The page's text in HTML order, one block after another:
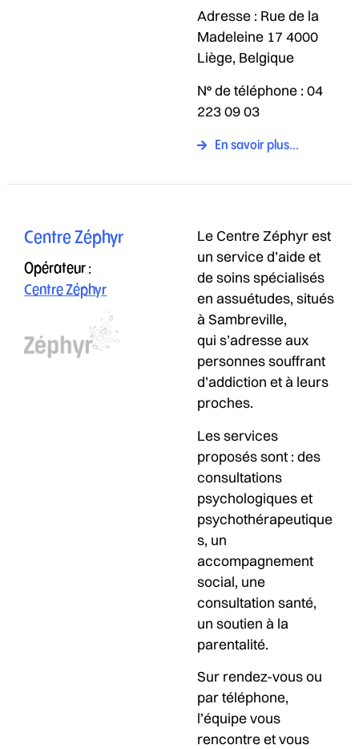
Adresse : Rue de la
Madeleine 17 4000
Liège, Belgique
N° de téléphone : 04
223 09 03
En savoir plus...
Centre Zéphyr
Opérateur :
Centre Zéphyr
Le Centre Zéphyr est
un service d’aide et
de soins spécialisés
en assuétudes, situés
à Sambreville,
qui s’adresse aux
personnes souffrant
d’addiction et à leurs
proches.
Les services
proposés sont : des
consultations
psychologiques et
psychothérapeutique
s, un
accompagnement
social, une
consultation santé,
un soutien à la
parentalité.
Sur rendez-vous ou
par téléphone,
l’équipe vous
rencontre et vous